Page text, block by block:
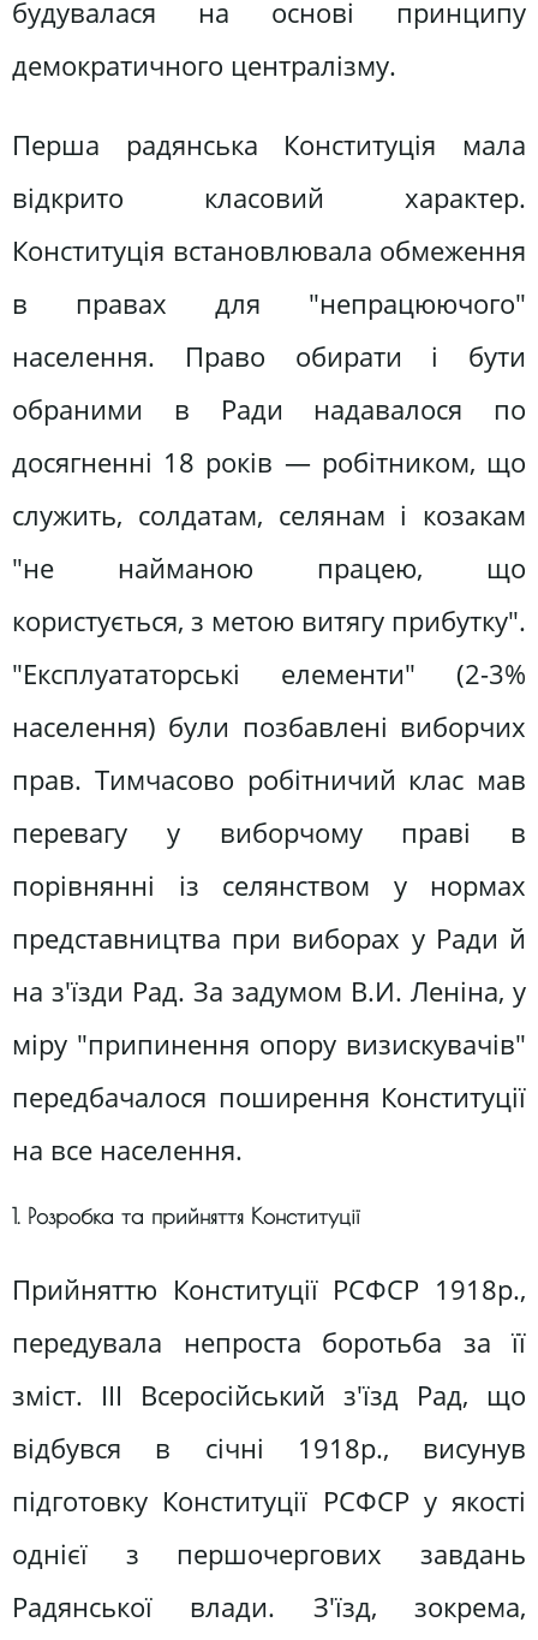
будувалася на основі принципу
демократичного централізму.
Перша радянська Конституція мала
відкрито класовий характер.
Конституція встановлювала обмеження
в правах для "непрацюючого"
населення. Право обирати і бути
обраними в Ради надавалося по
досягненні 18 років — робітником, що
служить, солдатам, селянам і козакам
"не найманою працею, що
користується, з метою витягу прибутку".
"Експлуататорські елементи" (2-3%
населення) були позбавлені виборчих
прав. Тимчасово робітничий клас мав
перевагу у виборчому праві в
порівнянні із селянством у нормах
представництва при виборах у Ради й
на з'їзди Рад. За задумом В.И. Леніна, у
міру "припинення опору визискувачів"
передбачалося поширення Конституції
на все населення.
1. Розробка та прийняття Конституції
Прийняттю Конституції РСФСР 1918р.,
передувала непроста боротьба за її
зміст. ІІІ Всеросійський з'їзд Рад, що
відбувся в січні 1918р., висунув
підготовку Конституції РСФСР у якості
однієї з першочергових завдань
Радянської влади. З'їзд, зокрема,